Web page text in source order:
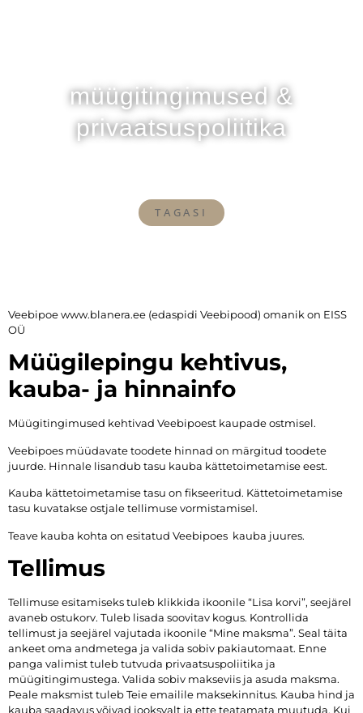
müügitingimused &
privaatsuspoliitika
TAGASI
Veebipoe www.blanera.ee (edaspidi Veebipood) omanik on EISS
OÜ
Müügilepingu kehtivus,
kauba- ja hinnainfo
Müügitingimused kehtivad Veebipoest kaupade ostmisel.
Veebipoes müüdavate toodete hinnad on märgitud toodete
juurde. Hinnale lisandub tasu kauba kättetoimetamise eest.
Kauba kättetoimetamise tasu on fikseeritud. Kättetoimetamise
tasu kuvatakse ostjale tellimuse vormistamisel.
Teave kauba kohta on esitatud Veebipoes kauba juures.
Tellimus
Tellimuse esitamiseks tuleb klikkida ikoonile “Lisa korvi”, seejärel
avaneb ostukorv. Tuleb lisada soovitav kogus. Kontrollida
tellimust ja seejärel vajutada ikoonile “Mine maksma”. Seal täita
ankeet oma andmetega ja valida sobiv pakiautomaat. Enne
panga valimist tuleb tutvuda privaatsuspoliitika ja
müügitingimustega. Valida sobiv makseviis ja asuda maksma.
Peale maksmist tuleb Teie emailile maksekinnitus. Kauba hind ja
kauba saadavus võivad jooksvalt ja ette teatamata muutuda. Kui